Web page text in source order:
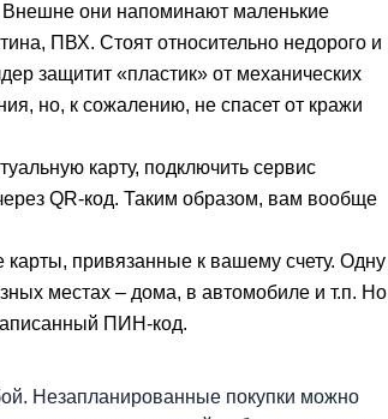
Внешне они напоминают маленькие
ПВХ. Стоят относительно недорого и
защитит «пластик» от механических
но, к сожалению, не спасет от кражи
карту, подключить сервис
QR-код. Таким образом, вам вообще
привязанные к вашему счету. Одну
местах – дома, в автомобиле и т.п. Но
ПИН-код.
Незапланированные покупки можно